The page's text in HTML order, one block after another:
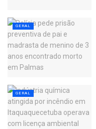
GERAL
GERAL